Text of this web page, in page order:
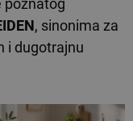
poznatog
, sinonima za
i dugotrajnu